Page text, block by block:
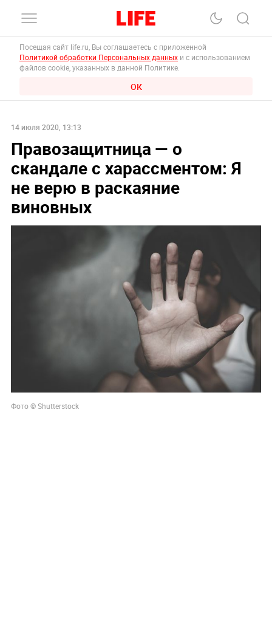
Посещая сайт life.ru, Вы соглашаетесь с приложенной
Политикой обработки Персональных данных и с использованием
файлов cookie, указанных в данной Политике.
ОК
14 июля 2020, 13:13
Правозащитница — о
скандале с харассментом: Я
не верю в раскаяние
виновных
Фото © Shutterstock